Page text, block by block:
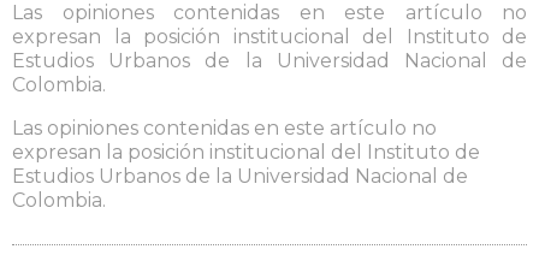
Las opiniones contenidas en este artículo no
expresan la posición institucional del Instituto de
Estudios Urbanos de la Universidad Nacional de
Colombia.
Las opiniones contenidas en este artículo no
expresan la posición institucional del Instituto de
Estudios Urbanos de la Universidad Nacional de
Colombia.